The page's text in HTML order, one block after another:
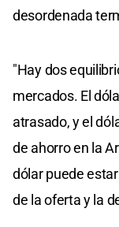
desordenada
"Hay dos
mercados. El
atrasado, y el
de ahorro en la
dólar puede
de la oferta y la